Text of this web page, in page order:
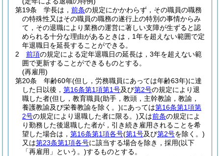
第19条
学長は， 前条の規定にかかわらず，その職員の職務
の特殊性又はその職員の職務の遂行上の特別の事情からみ
て，その退職により業務の運営に著しい支障が生ずると認
められる十分な理由があるときは，1年を超えない範囲で定
年退職日を延長することができる。
2
前項の規定による定年退職日の延長は，3年を超えない範
囲で更新することができるものとする。
(再雇用)
第20条
年齢60年(但し，労務職員にあっては年齢63年)に達
した日以後， 第16条第1項第1号及び第2号の規定により退
職した者(但し，教育職員(助手，教頭，主幹教諭，教諭，
養護教諭及び栄養教諭を除く。)にあっては第16条第1項第
2号の規定により退職した者に限る。)又は前条の規定によ
り勤務した後退職した者が，引き続き雇用されることを希
望した場合は， 第16条第1項各号(第1号及び第2号を除く。)
又は第23条第1項各号に該当する場合を除き，採用(以下
「再雇用」という。)するものとする。